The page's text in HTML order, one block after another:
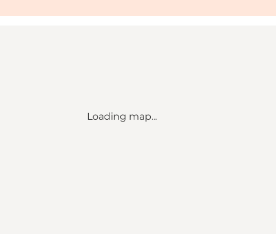
Loading map...